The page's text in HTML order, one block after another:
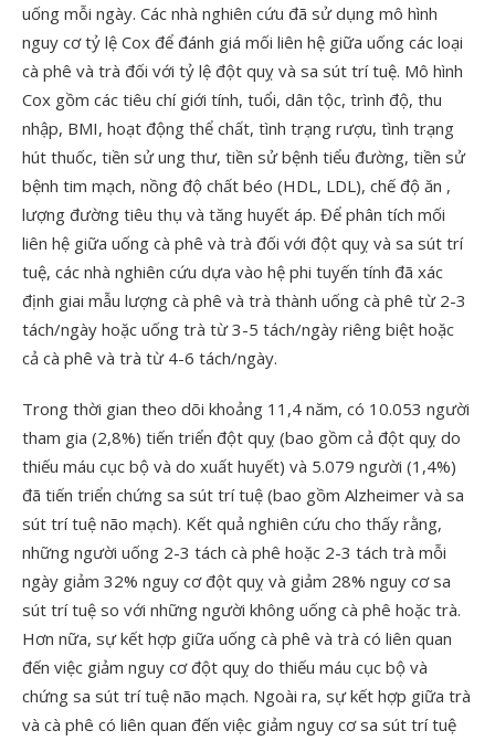
uống mỗi ngày. Các nhà nghiên cứu đã sử dụng mô hình
nguy cơ tỷ lệ Cox để đánh giá mối liên hệ giữa uống các loại
cà phê và trà đối với tỷ lệ đột quỵ và sa sút trí tuệ. Mô hình
Cox gồm các tiêu chí giới tính, tuổi, dân tộc, trình độ, thu
nhập, BMI, hoạt động thể chất, tình trạng rượu, tình trạng
hút thuốc, tiền sử ung thư, tiền sử bệnh tiểu đường, tiền sử
bệnh tim mạch, nồng độ chất béo (HDL, LDL), chế độ ăn ,
lượng đường tiêu thụ và tăng huyết áp. Để phân tích mối
liên hệ giữa uống cà phê và trà đối với đột quỵ và sa sút trí
tuệ, các nhà nghiên cứu dựa vào hệ phi tuyến tính đã xác
định giai mẫu lượng cà phê và trà thành uống cà phê từ 2-3
tách/ngày hoặc uống trà từ 3-5 tách/ngày riêng biệt hoặc
cả cà phê và trà từ 4-6 tách/ngày.
Trong thời gian theo dõi khoảng 11,4 năm, có 10.053 người
tham gia (2,8%) tiến triển đột quỵ (bao gồm cả đột quỵ do
thiếu máu cục bộ và do xuất huyết) và 5.079 người (1,4%)
đã tiến triển chứng sa sút trí tuệ (bao gồm Alzheimer và sa
sút trí tuệ não mạch). Kết quả nghiên cứu cho thấy rằng,
những người uống 2-3 tách cà phê hoặc 2-3 tách trà mỗi
ngày giảm 32% nguy cơ đột quỵ và giảm 28% nguy cơ sa
sút trí tuệ so với những người không uống cà phê hoặc trà.
Hơn nữa, sự kết hợp giữa uống cà phê và trà có liên quan
đến việc giảm nguy cơ đột quỵ do thiếu máu cục bộ và
chứng sa sút trí tuệ não mạch. Ngoài ra, sự kết hợp giữa trà
và cà phê có liên quan đến việc giảm nguy cơ sa sút trí tuệ